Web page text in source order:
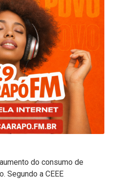
do consumo de
Segundo a CEEE